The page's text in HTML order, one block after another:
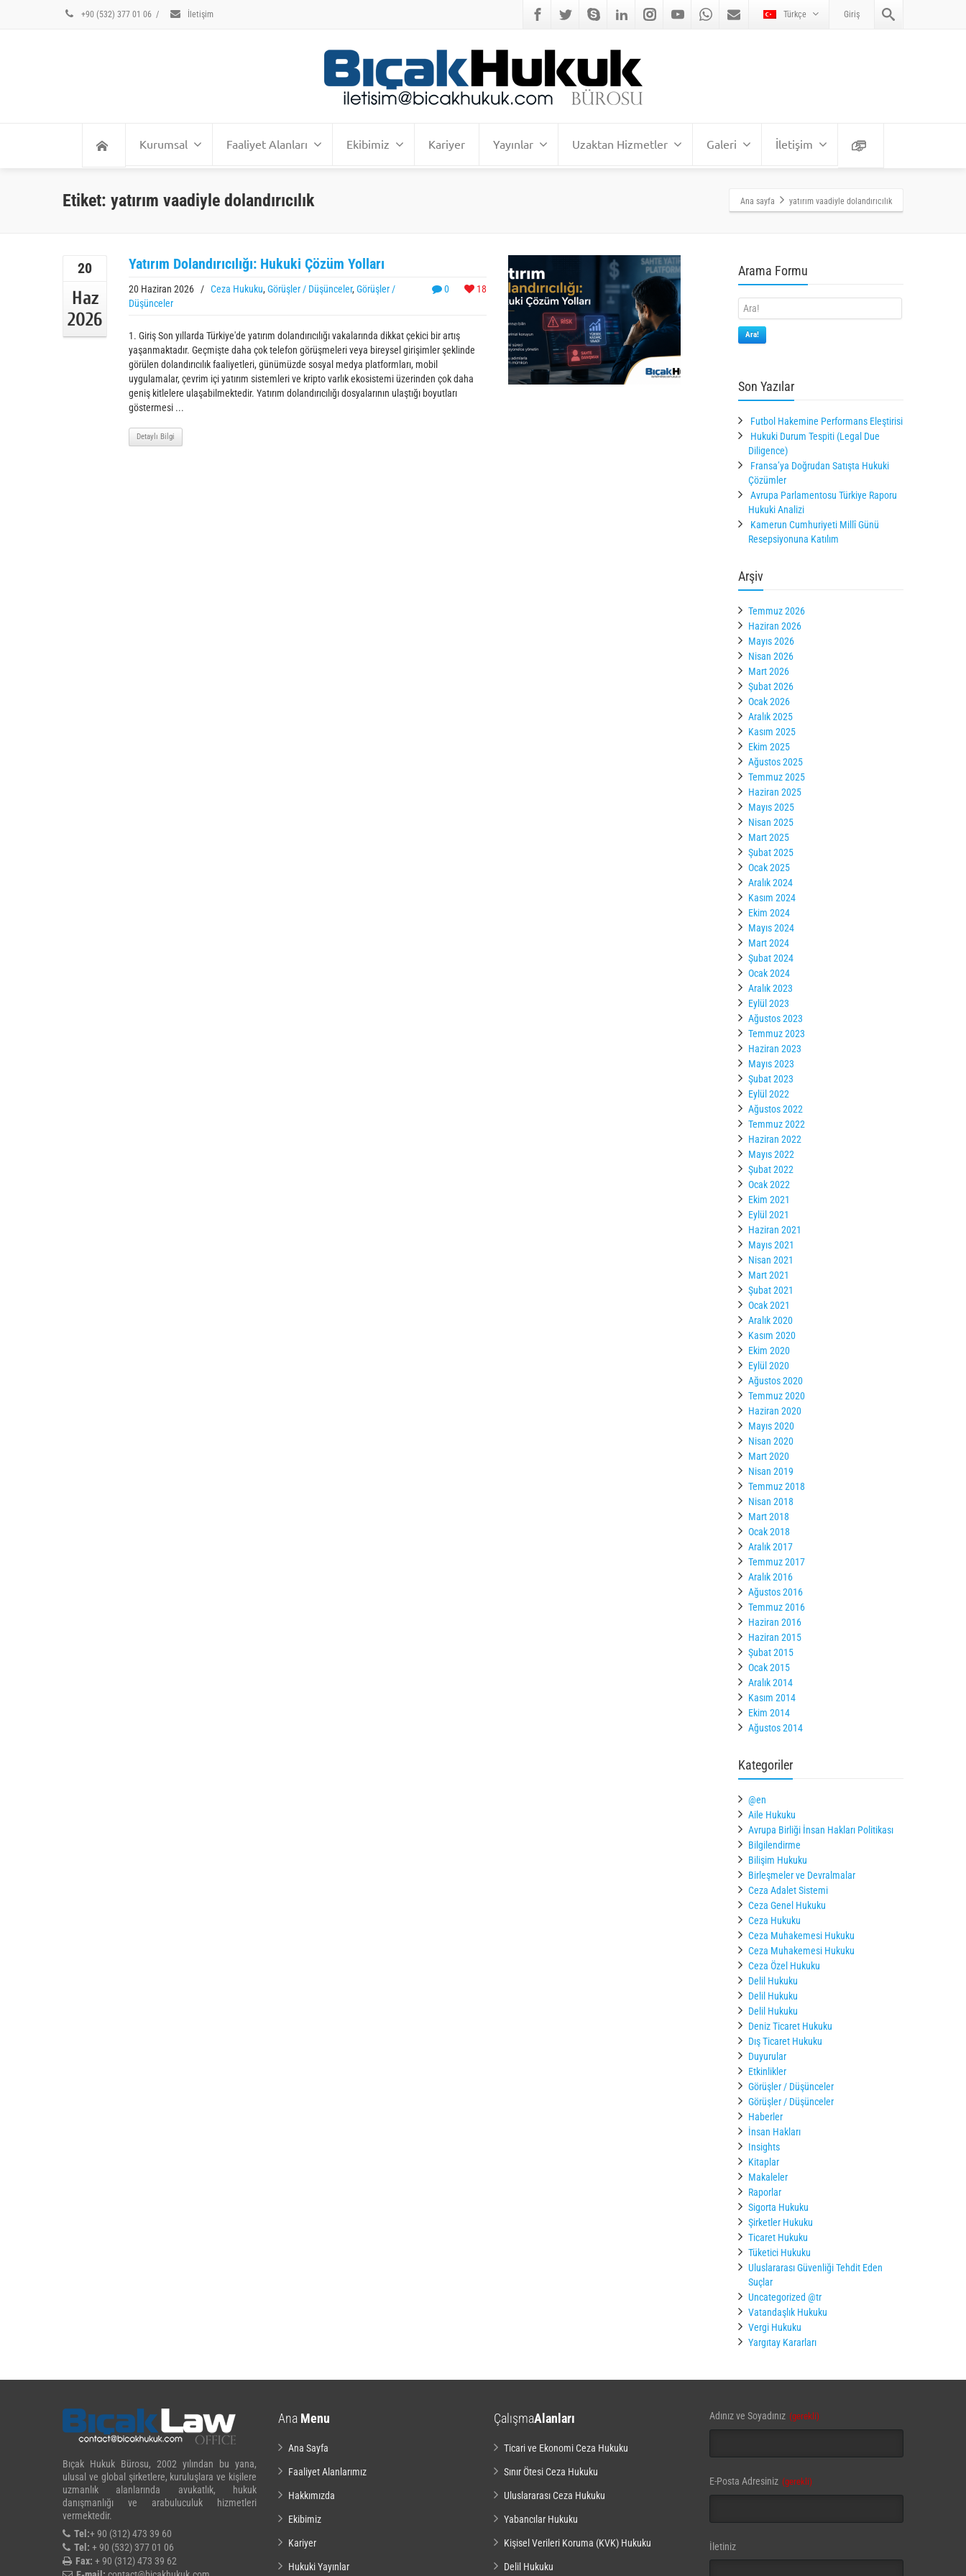
+90 (532) 377 01 06 / İletişim Türkçe Giriş
Kurumsal Faaliyet Alanları Ekibimiz Kariyer Yayınlar Uzaktan Hizmetler Galeri İletişim
Etiket: yatırım vaadiyle dolandırıcılık Ana sayfa yatırım vaadiyle dolandırıcılık
20
Haz
2026
Yatırım Dolandırıcılığı: Hukuki Çözüm Yolları
0 18
20 Haziran 2026 / Ceza Hukuku, Görüşler / Düşünceler, Görüşler /
Düşünceler
1. Giriş Son yıllarda Türkiye'de yatırım dolandırıcılığı vakalarında dikkat çekici bir artış
yaşanmaktadır. Geçmişte daha çok telefon görüşmeleri veya bireysel girişimler şeklinde
görülen dolandırıcılık faaliyetleri, günümüzde sosyal medya platformları, mobil
uygulamalar, çevrim içi yatırım sistemleri ve kripto varlık ekosistemi üzerinden çok daha
geniş kitlelere ulaşabilmektedir. Yatırım dolandırıcılığı dosyalarının ulaştığı boyutları
göstermesi ...
Detaylı Bilgi
Arama Formu
Ara!
Son Yazılar
Futbol Hakemine Performans Eleştirisi
Hukuki Durum Tespiti (Legal Due
Diligence)
Fransa’ya Doğrudan Satışta Hukuki
Çözümler
Avrupa Parlamentosu Türkiye Raporu
Hukuki Analizi
Kamerun Cumhuriyeti Millî Günü
Resepsiyonuna Katılım
Arşiv
Temmuz 2026
Haziran 2026
Mayıs 2026
Nisan 2026
Mart 2026
Şubat 2026
Ocak 2026
Aralık 2025
Kasım 2025
Ekim 2025
Ağustos 2025
Temmuz 2025
Haziran 2025
Mayıs 2025
Nisan 2025
Mart 2025
Şubat 2025
Ocak 2025
Aralık 2024
Kasım 2024
Ekim 2024
Mayıs 2024
Mart 2024
Şubat 2024
Ocak 2024
Aralık 2023
Eylül 2023
Ağustos 2023
Temmuz 2023
Haziran 2023
Mayıs 2023
Şubat 2023
Eylül 2022
Ağustos 2022
Temmuz 2022
Haziran 2022
Mayıs 2022
Şubat 2022
Ocak 2022
Ekim 2021
Eylül 2021
Haziran 2021
Mayıs 2021
Nisan 2021
Mart 2021
Şubat 2021
Ocak 2021
Aralık 2020
Kasım 2020
Ekim 2020
Eylül 2020
Ağustos 2020
Temmuz 2020
Haziran 2020
Mayıs 2020
Nisan 2020
Mart 2020
Nisan 2019
Temmuz 2018
Nisan 2018
Mart 2018
Ocak 2018
Aralık 2017
Temmuz 2017
Aralık 2016
Ağustos 2016
Temmuz 2016
Haziran 2016
Haziran 2015
Şubat 2015
Ocak 2015
Aralık 2014
Kasım 2014
Ekim 2014
Ağustos 2014
Kategoriler
@en
Aile Hukuku
Avrupa Birliği İnsan Hakları Politikası
Bilgilendirme
Bilişim Hukuku
Birleşmeler ve Devralmalar
Ceza Adalet Sistemi
Ceza Genel Hukuku
Ceza Hukuku
Ceza Muhakemesi Hukuku
Ceza Muhakemesi Hukuku
Ceza Özel Hukuku
Delil Hukuku
Delil Hukuku
Delil Hukuku
Deniz Ticaret Hukuku
Dış Ticaret Hukuku
Duyurular
Etkinlikler
Görüşler / Düşünceler
Görüşler / Düşünceler
Haberler
İnsan Hakları
Insights
Kitaplar
Makaleler
Raporlar
Sigorta Hukuku
Şirketler Hukuku
Ticaret Hukuku
Tüketici Hukuku
Uluslararası Güvenliği Tehdit Eden
Suçlar
Uncategorized @tr
Vatandaşlık Hukuku
Vergi Hukuku
Yargıtay Kararları
Bıçak Hukuk Bürosu, 2002 yılından bu yana,
ulusal ve global şirketlere, kuruluşlara ve kişilere
uzmanlık alanlarında avukatlık, hukuk
danışmanlığı ve arabuluculuk hizmetleri
vermektedir.
Tel:+ 90 (312) 473 39 60
Tel: + 90 (532) 377 01 06
Fax: + 90 (312) 473 39 62
Ana Menu
Ana Sayfa
Faaliyet Alanlarımız
Hakkımızda
Ekibimiz
Kariyer
Hukuki Yayınlar
ÇalışmaAlanları
Ticari ve Ekonomi Ceza Hukuku
Sınır Ötesi Ceza Hukuku
Uluslararası Ceza Hukuku
Yabancılar Hukuku
Kişisel Verileri Koruma (KVK) Hukuku
Delil Hukuku
Adınız ve Soyadınız (gerekli)
Your
Website (gerekli)
E-Posta Adresiniz (gerekli)
İletiniz